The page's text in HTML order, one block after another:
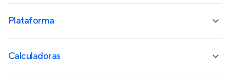
Plataforma
Calculadoras